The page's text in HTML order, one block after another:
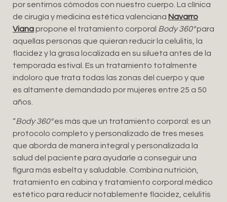
por sentirnos cómodos con nuestro cuerpo. La clínica
de cirugía y medicina estética valenciana Navarro
Vianapropone el tratamiento corporal Body 360°para
aquellas personas que quieran reducir la celulitis, la
flacidez y la grasa localizada en su silueta antes de la
temporada estival. Es un tratamiento totalmente
indoloro que trata todas las zonas del cuerpo y que
es altamente demandado por mujeres entre 25 a 50
años.
“Body 360°es más que un tratamiento corporal: es un
protocolo completo y personalizado de tres meses
que aborda de manera integral y personalizada la
salud del paciente para ayudarle a conseguir una
figura más esbelta y saludable. Combina nutrición,
tratamiento en cabina y tratamiento corporal médico
estético para reducir notablemente flacidez, celulitis